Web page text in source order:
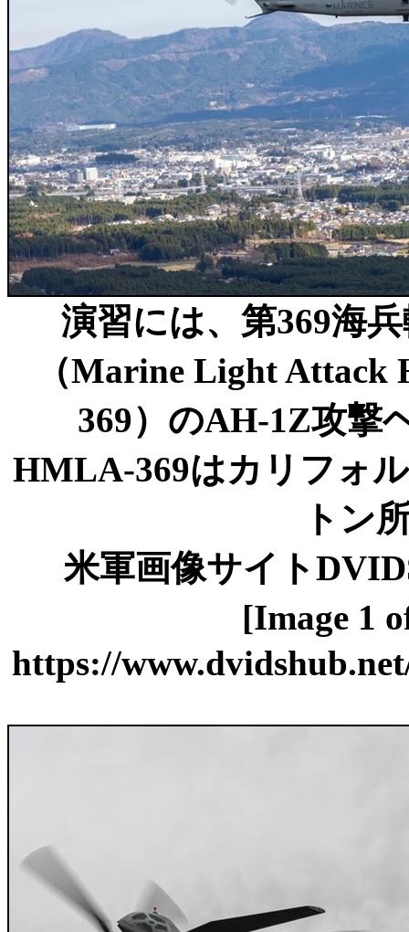
演習には、第369海
（Marine Light
369）のAH-1Z攻撃
HMLA-369はカリフォ
トン
米軍画像サイト
[Image 1
https://